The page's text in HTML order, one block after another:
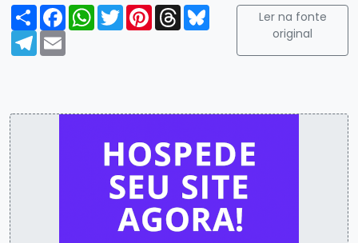
Compartilhar
FacebookWhatsApp
TwitterPinterest
ThreadsBluesky
Telegram
Email
Ler na fonte
original